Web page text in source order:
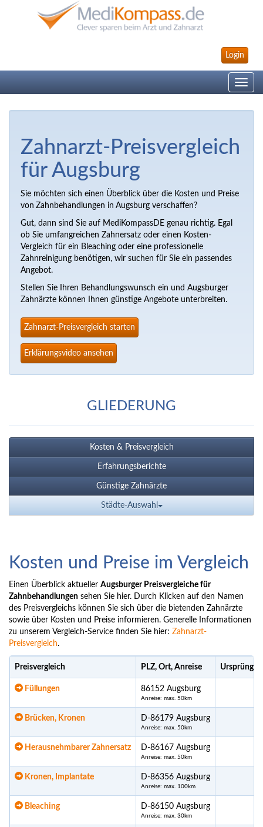
Login
Toggle
Zahnarzt-Preisvergleich
für Augsburg
Sie möchten sich einen Überblick über die Kosten und Preise
von Zahnbehandlungen in Augsburg verschaffen?
Gut, dann sind Sie auf MediKompassDE genau richtig. Egal
ob Sie umfangreichen Zahnersatz oder einen Kosten-
Vergleich für ein Bleaching oder eine professionelle
Zahnreinigung benötigen, wir suchen für Sie ein passendes
Angebot.
Stellen Sie Ihren Behandlungswunsch ein und Augsburger
Zahnärzte können Ihnen günstige Angebote unterbreiten.
Zahnarzt-Preisvergleich starten
Erklärungsvideo ansehen
GLIEDERUNG
Kosten & Preisvergleich
Erfahrungsberichte
Günstige Zahnärzte
Städte-Auswahl
Kosten und Preise im Vergleich
Einen Überblick aktueller Augsburger Preisvergleiche für
Zahnbehandlungen sehen Sie hier. Durch Klicken auf den Namen
des Preisvergleichs können Sie sich über die bietenden Zahnärzte
sowie über Kosten und Preise informieren. Generelle Informationen
zu unserem Vergleich-Service finden Sie hier: Zahnarzt-
Preisvergleich.
Preisvergleich PLZ, Ort, Anreise
Füllungen 86152 Augsburg
Anreise: max. 50km
Brücken, Kronen D-86179 Augsburg
Anreise: max. 50km
Herausnehmbarer Zahnersatz D-86167 Augsburg
Anreise: max. 50km
Kronen, Implantate D-86356 Augsburg
Anreise: max. 100km
Bleaching D-86150 Augsburg
Anreise: max. 30km